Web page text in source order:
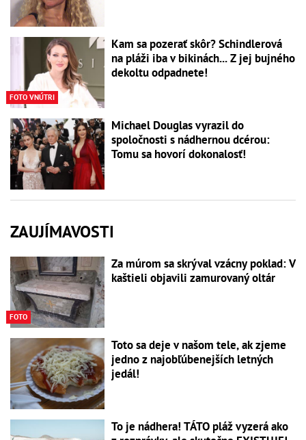
FOTO VNÚTRI
Kam sa pozerať skôr? Schindlerová
na pláži iba v bikinách... Z jej bujného
dekoltu odpadnete!
Michael Douglas vyrazil do
spoločnosti s nádhernou dcérou:
Tomu sa hovorí dokonalosť!
ZAUJÍMAVOSTI
FOTO
Za múrom sa skrýval vzácny poklad: V
kaštieli objavili zamurovaný oltár
Toto sa deje v našom tele, ak zjeme
jedno z najobľúbenejších letných
jedál!
To je nádhera! TÁTO pláž vyzerá ako